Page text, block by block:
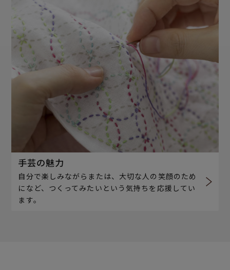
手芸の魅力
自分で楽しみながらまたは、大切な人の笑顔のため
になど、つくってみたいという気持ちを応援してい
ます。